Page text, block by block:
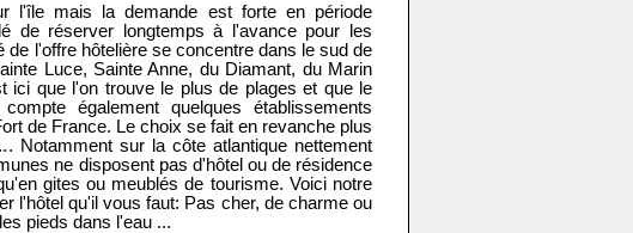
l'île mais la demande est forte en période
de réserver longtemps à l'avance pour les
l'offre hôtelière se concentre dans le sud de
Luce, Sainte Anne, du Diamant, du Marin
ici que l'on trouve le plus de plages et que le
également quelques établissements
de France. Le choix se fait en revanche plus
Notamment sur la côte atlantique nettement
ne disposent pas d'hôtel ou de résidence
gites ou meublés de tourisme. Voici notre
l'hôtel qu'il vous faut: Pas cher, de charme ou
pieds dans l'eau ...